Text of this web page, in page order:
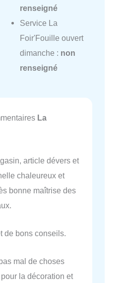
renseigné
Service La
Foir'Fouille ouvert
dimanche : non
renseigné
La
article dévers et
chaleureux et
bonne maîtrise des
de bons conseils.
mal de choses
la décoration et